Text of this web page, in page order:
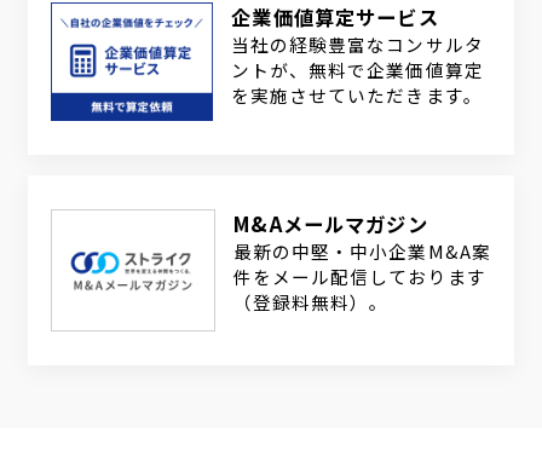
企業価値算定サービス
当社の経験豊富なコンサルタ
ントが、無料で企業価値算定
を実施させていただきます。
M&Aメールマガジン
最新の中堅・中小企業M&A案
件をメール配信しております
（登録料無料）。